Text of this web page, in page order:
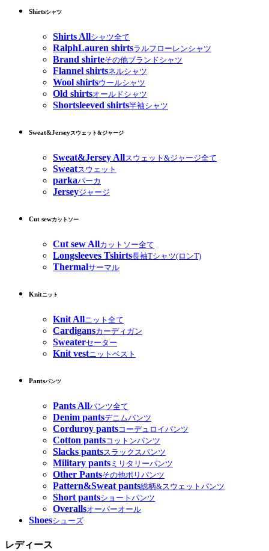
Shirtsシャツ
Shirts Allシャツ全て
RalphLauren shirtsラルフローレンシャツ
Brand shirteその他ブランドシャツ
Flannel shirtsネルシャツ
Wool shirtsウールシャツ
Old shirtsオールドシャツ
Shortsleeved shirts半袖シャツ
Sweat&Jerseyスウェット&ジャージ
Sweat&Jersey Allスウェット&ジャージ全て
Sweatスウェット
parkaパーカ
Jerseyジャージ
Cut sewカットソー
Cut sew Allカットソー全て
Longsleeves Tshirts長袖Tシャツ(ロンT)
Thermalサーマル
Knitニット
Knit Allニット全て
Cardigansカーディガン
Sweaterセーター
Knit vestニットベスト
Pantsパンツ
Pants Allパンツ全て
Denim pantsデニムパンツ
Corduroy pantsコーデュロイパンツ
Cotton pantsコットンパンツ
Slacks pantsスラックスパンツ
Military pants ミリタリーパンツ
Other Pantsその他ポリパンツ
Pattern&Sweat pants総柄&スウェットパンツ
Short pantsショートパンツ
Overallsオーバーオール
Shoesシューズ
レディース